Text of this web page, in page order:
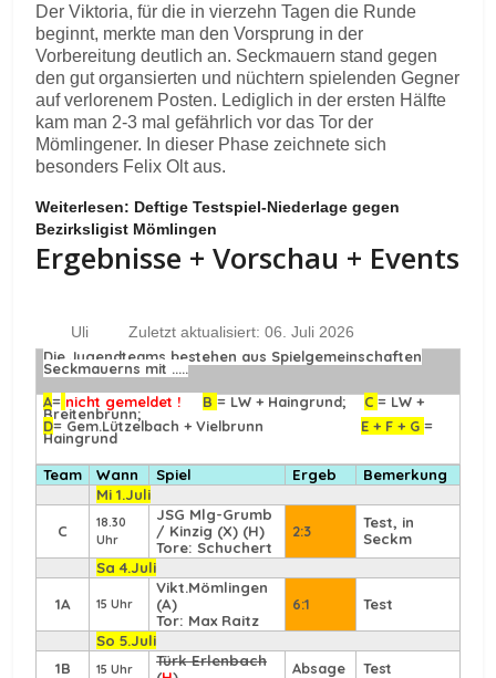
Der Viktoria, für die in vierzehn Tagen die Runde
beginnt, merkte man den Vorsprung in der
Vorbereitung deutlich an. Seckmauern stand gegen
den gut organsierten und nüchtern spielenden Gegner
auf verlorenem Posten. Lediglich in der ersten Hälfte
kam man 2-3 mal gefährlich vor das Tor der
Mömlingener. In dieser Phase zeichnete sich
besonders Felix Olt aus.
Weiterlesen: Deftige Testspiel-Niederlage gegen
Bezirksligist Mömlingen
Ergebnisse + Vorschau + Events
Uli
Zuletzt aktualisiert: 06. Juli 2026
Die Jugendteams bestehen aus Spielgemeinschaften
Seckmauerns mit .....
A= nicht gemeldet ! B = LW + Haingrund;C = LW +
Breitenbrunn;
D= Gem.Lützelbach + Vielbrunn E + F + G =
Haingrund
Team Wann Spiel Ergeb
Bemerkung
Mi 1.Juli
C
18.30
Uhr
JSG Mlg-Grumb
/ Kinzig (X) (H)
Tore: Schuchert
2:3
Test, in
Seckm
Sa 4.Juli
1A 15 Uhr
Vikt.Mömlingen
(A)
Tor: Max Raitz
6:1 Test
So 5.Juli
1B
15 Uhr
Türk Erlenbach
Absage
Test